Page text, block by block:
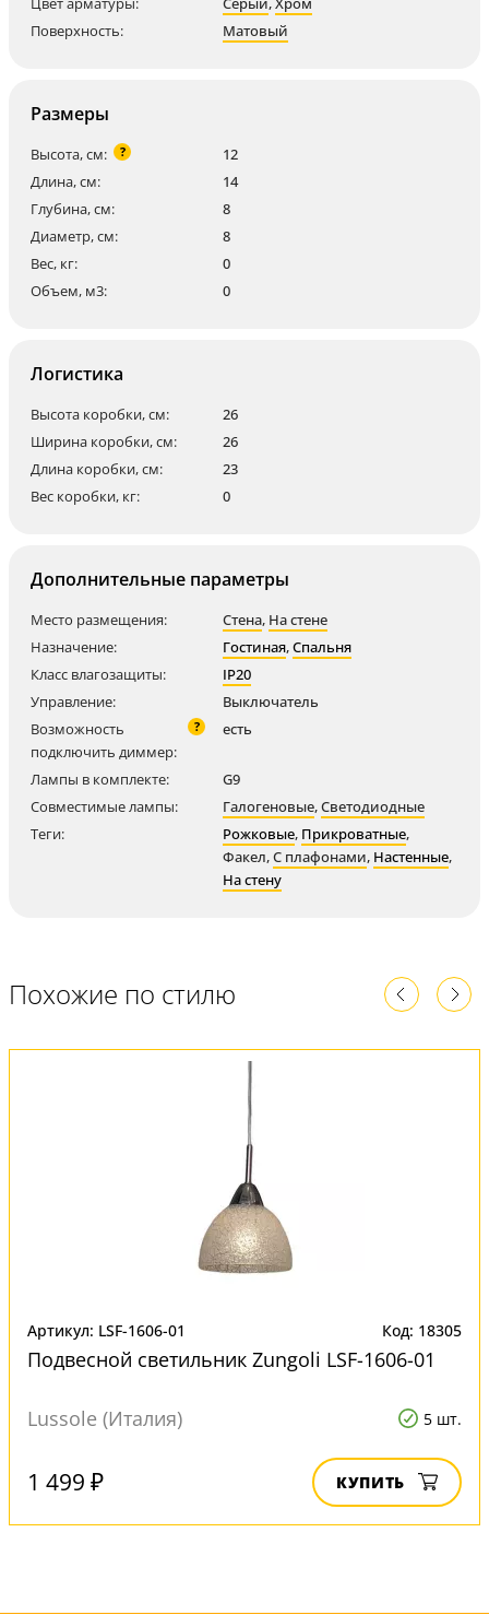
Поверхность:
Матовый
Размеры
Высота, см: ?
12
Длина, см:
14
Глубина, см:
8
Диаметр, см:
8
Вес, кг:
0
Объем, м3:
0
Логистика
Высота коробки, см:
26
Ширина коробки, см:
26
Длина коробки, см:
23
Вес коробки, кг:
0
Дополнительные параметры
Место размещения: Стена, На стене
Назначение:
Гостиная,Спальня
Класс влагозащиты:
IP20
Управление:
Выключатель
Возможность
подключить диммер:
? есть
Лампы в комплекте:
G9
Совместимые лампы:
Галогеновые,Светодиодные
Теги:
Рожковые, Прикроватные,
Факел,С плафонами, Настенные,
На стену
Похожие по стилю
Артикул: LSF-1606-01 Код: 18305
Подвесной светильник Zungoli LSF-1606-01
Lussole (Италия) 5 шт.
1 499 ₽ КУПИТЬ